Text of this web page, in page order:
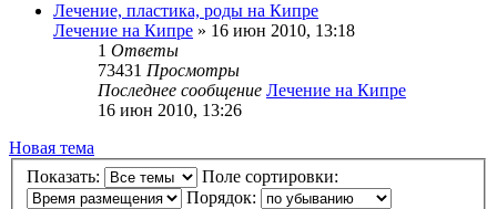
Лечение, пластика, роды на Кипре
Лечение на Кипре » 16 июн 2010, 13:18
1 Ответы
73431 Просмотры
Последнее сообщение Лечение на Кипре
16 июн 2010, 13:26
Новая тема
Показать:
Поле сортировки:
Порядок: